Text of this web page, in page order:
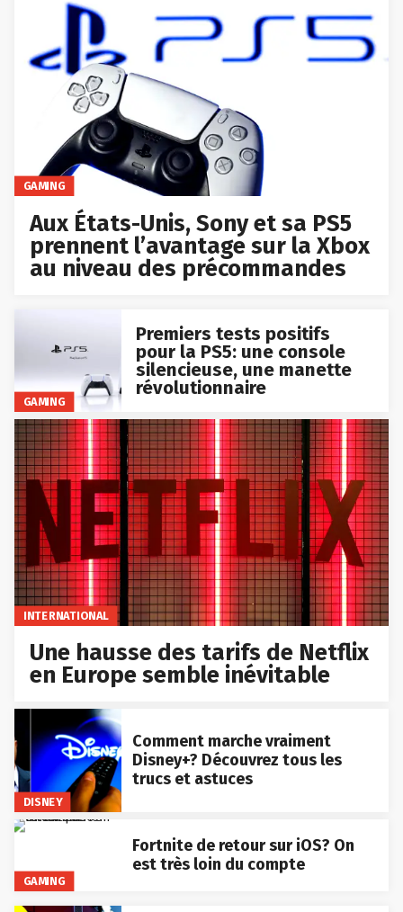
GAMING
Aux États-Unis, Sony et sa PS5
prennent l’avantage sur la Xbox
au niveau des précommandes
GAMING
Premiers tests positifs
pour la PS5: une console
silencieuse, une manette
révolutionnaire
INTERNATIONAL
Une hausse des tarifs de Netflix
en Europe semble inévitable
DISNEY
Comment marche vraiment
Disney+? Découvrez tous les
trucs et astuces
GAMING
Fortnite de retour sur iOS? On
est très loin du compte